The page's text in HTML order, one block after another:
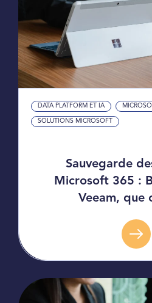
DATA PLATFORM ET IA
SOLUTIONS MICROSOFT
Sauvegarde
Microsoft 365 :
Veeam, que